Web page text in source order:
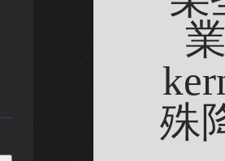
殊